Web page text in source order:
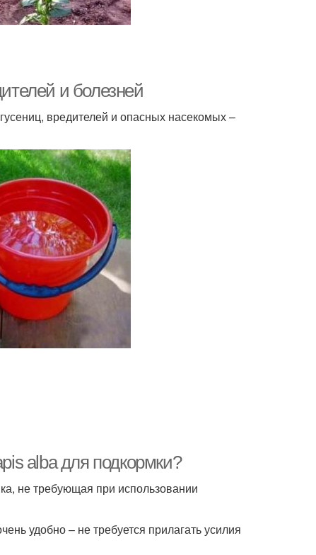
и болезней
вредителей и опасных насекомых –
alba для подкормки?
не требующая при использовании
удобно – не требуется прилагать усилия